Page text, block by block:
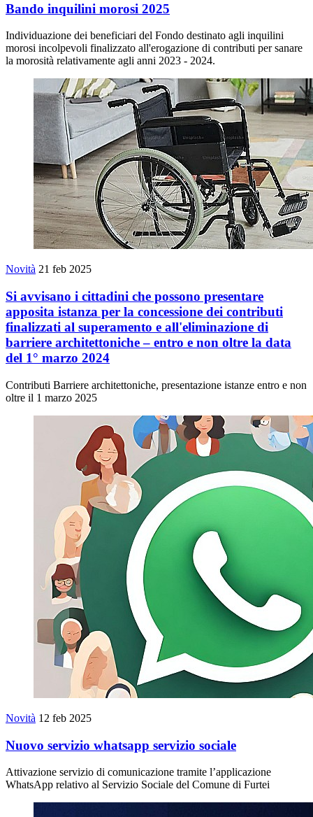
Bando inquilini morosi 2025
Individuazione dei beneficiari del Fondo destinato agli inquilini
morosi incolpevoli finalizzato all'erogazione di contributi per sanare
la morosità relativamente agli anni 2023 - 2024.
Novità 21 feb 2025
Si avvisano i cittadini che possono presentare
apposita istanza per la concessione dei contributi
finalizzati al superamento e all'eliminazione di
barriere architettoniche – entro e non oltre la data
del 1° marzo 2024
Contributi Barriere architettoniche, presentazione istanze entro e non
oltre il 1 marzo 2025
Novità 12 feb 2025
Nuovo servizio whatsapp servizio sociale
Attivazione servizio di comunicazione tramite l’applicazione
WhatsApp relativo al Servizio Sociale del Comune di Furtei